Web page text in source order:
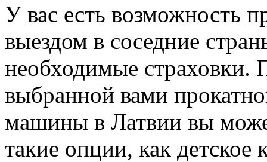
У вас есть возможность
выездом в соседние
необходимые страховки.
выбранной вами
машины в Латвии вы
такие опции, как детское